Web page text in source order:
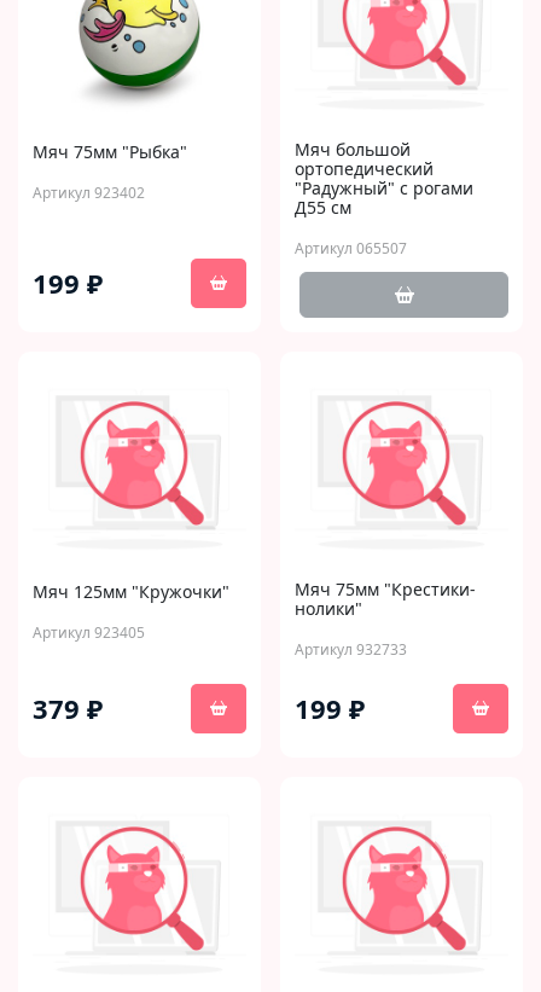
Мяч 75мм "Рыбка"
Артикул 923402
199 ₽
Мяч большой
ортопедический
"Радужный" с рогами
Д55 см
Артикул 065507
Мяч 125мм "Кружочки"
Артикул 923405
379 ₽
Мяч 75мм "Крестики-
нолики"
Артикул 932733
199 ₽